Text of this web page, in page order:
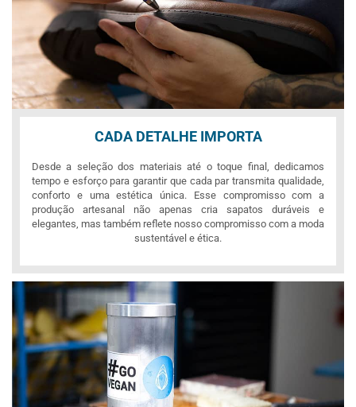
CADA DETALHE IMPORTA
Desde a seleção dos materiais até o toque final, dedicamos
tempo e esforço para garantir que cada par transmita qualidade,
conforto e uma estética única. Esse compromisso com a
produção artesanal não apenas cria sapatos duráveis e
elegantes, mas também reflete nosso compromisso com a moda
sustentável e ética.